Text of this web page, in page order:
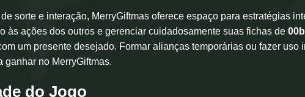
sorte e interação, MerryGiftmas oferece espaço para estratégias
às ações dos outros e gerenciar cuidadosamente suas fichas de
um presente desejado. Formar alianças temporárias ou fazer uso
ganhar no MerryGiftmas.
do Jogo